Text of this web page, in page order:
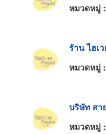
หมวดหมู่ :
ร้าน ไฮเ
หมวดหมู่ :
บริษัท สา
หมวดหมู่ :